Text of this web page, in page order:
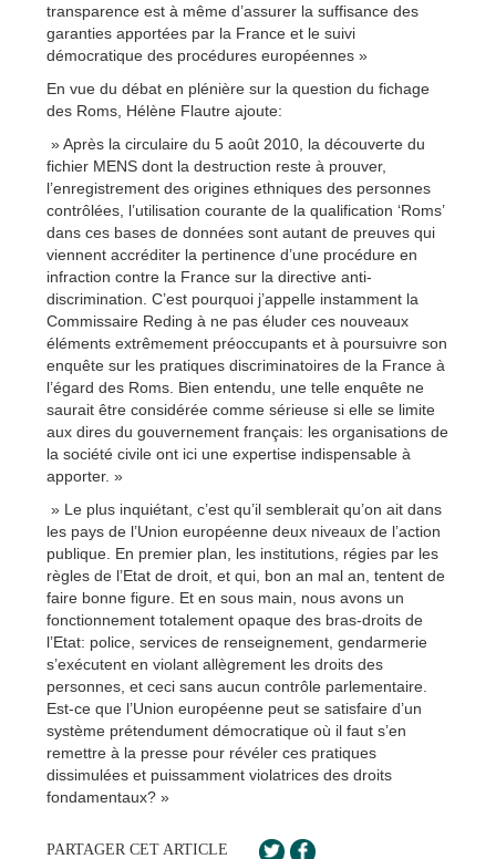
transparence est à même d’assurer la suffisance des
garanties apportées par la France et le suivi
démocratique des procédures européennes »
En vue du débat en plénière sur la question du fichage
des Roms, Hélène Flautre ajoute:
» Après la circulaire du 5 août 2010, la découverte du
fichier MENS dont la destruction reste à prouver,
l’enregistrement des origines ethniques des personnes
contrôlées, l’utilisation courante de la qualification ‘Roms’
dans ces bases de données sont autant de preuves qui
viennent accréditer la pertinence d’une procédure en
infraction contre la France sur la directive anti-
discrimination. C’est pourquoi j’appelle instamment la
Commissaire Reding à ne pas éluder ces nouveaux
éléments extrêmement préoccupants et à poursuivre son
enquête sur les pratiques discriminatoires de la France à
l’égard des Roms. Bien entendu, une telle enquête ne
saurait être considérée comme sérieuse si elle se limite
aux dires du gouvernement français: les organisations de
la société civile ont ici une expertise indispensable à
apporter. »
» Le plus inquiétant, c’est qu’il semblerait qu’on ait dans
les pays de l’Union européenne deux niveaux de l’action
publique. En premier plan, les institutions, régies par les
règles de l’Etat de droit, et qui, bon an mal an, tentent de
faire bonne figure. Et en sous main, nous avons un
fonctionnement totalement opaque des bras-droits de
l’Etat: police, services de renseignement, gendarmerie
s’exécutent en violant allègrement les droits des
personnes, et ceci sans aucun contrôle parlementaire.
Est-ce que l’Union européenne peut se satisfaire d’un
système prétendument démocratique où il faut s’en
remettre à la presse pour révéler ces pratiques
dissimulées et puissamment violatrices des droits
fondamentaux? »
PARTAGER CET ARTICLE